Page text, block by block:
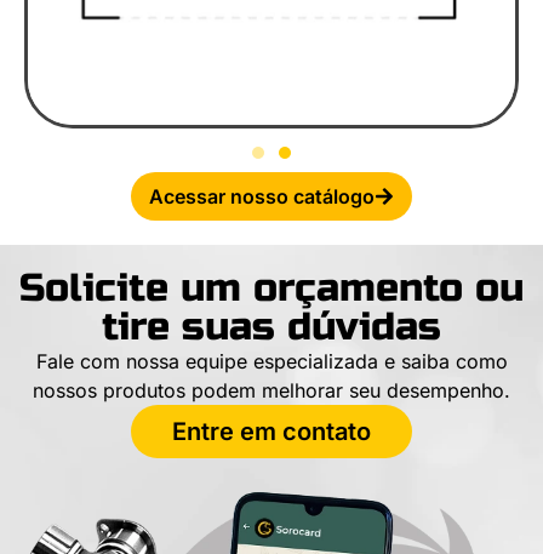
Acessar nosso catálogo
Solicite um orçamento ou
tire suas dúvidas
Fale com nossa equipe especializada e saiba como
nossos produtos podem melhorar seu desempenho.
Entre em contato